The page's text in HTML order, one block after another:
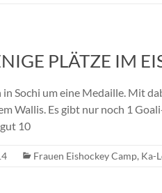
PLÄTZE IM
in Sochi um eine Medaille. Mit
Wallis. Es gibt nur noch 1
10
Frauen Eishockey Camp, Ka-